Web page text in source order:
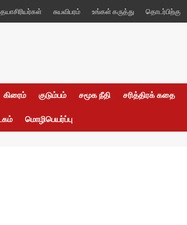
சுயவிபரம் உங்கள் கருத்து தொடர்பிற்கு
கிரைம் குடும்பம் சமூக நீதி சரித்திரக் கதை
மொழிபெயர்ப்பு